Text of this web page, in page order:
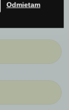
Odmietam